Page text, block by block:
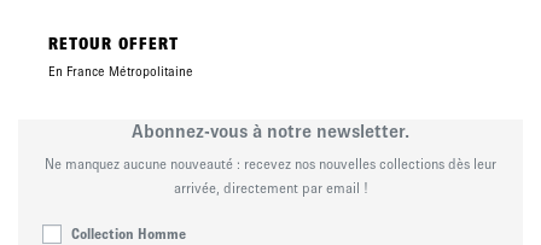
RETOUR OFFERT
En France Métropolitaine
Abonnez-vous à notre newsletter.
Ne manquez aucune nouveauté : recevez nos nouvelles collections dès leur
arrivée, directement par email !
Collection Homme